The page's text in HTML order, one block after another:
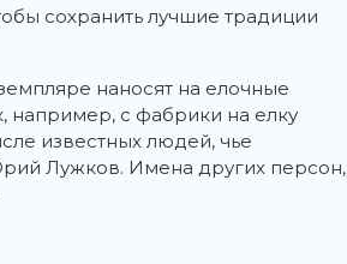
сохранить лучшие традиции
наносят на елочные
например, с фабрики на елку
известных людей, чье
Лужков. Имена других персон,